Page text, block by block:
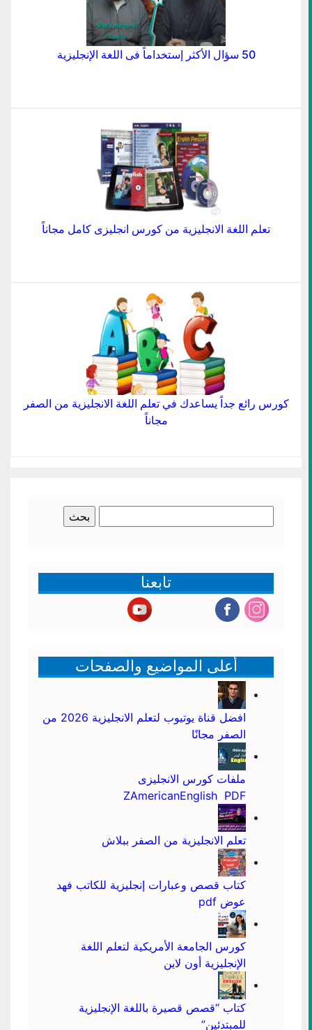
50 سؤال الأكثر إستخداماً فى اللغة الإنجليزية
تعلم اللغة الانجليزية من كورس انجليزى كامل مجاناً
كورس رائع جداً يساعدك في تعلم اللغة الانجليزية من الصفر
مجاناً
عن:
تابعنا
أعلى المواضيع والصفحات
افضل قناة يوتيوب لتعلم الانجليزية 2026 من
الصفر مجانًا
ملفات كورس الانجليزى
ZAmericanEnglish PDF
تعلم الانجليزية من الصفر ببلاش
كتاب قصص وعبارات إنجليزية للكاتب فهد
عوض pdf
كورس الجامعة الأمريكية لتعلم اللغة
الإنجليزية أون لاين
كتاب “قصص قصيرة باللغة الإنجليزية
للمبتدئين”